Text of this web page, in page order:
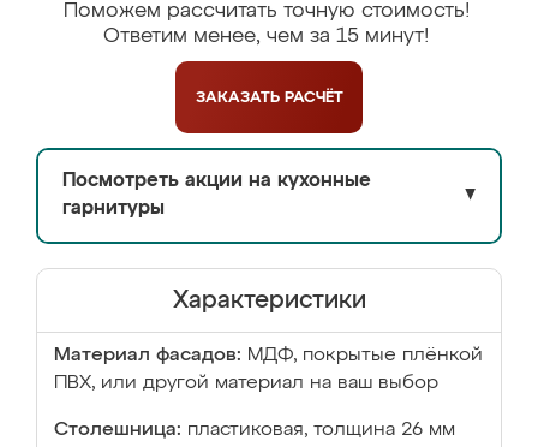
Поможем рассчитать точную стоимость!
Ответим менее, чем за 15 минут!
ЗАКАЗАТЬ РАСЧЁТ
Посмотреть акции на кухонные
гарнитуры
▼
Характеристики
Материал фасадов: МДФ, покрытые плёнкой
ПВХ, или другой материал на ваш выбор
Столешница: пластиковая, толщина 26 мм